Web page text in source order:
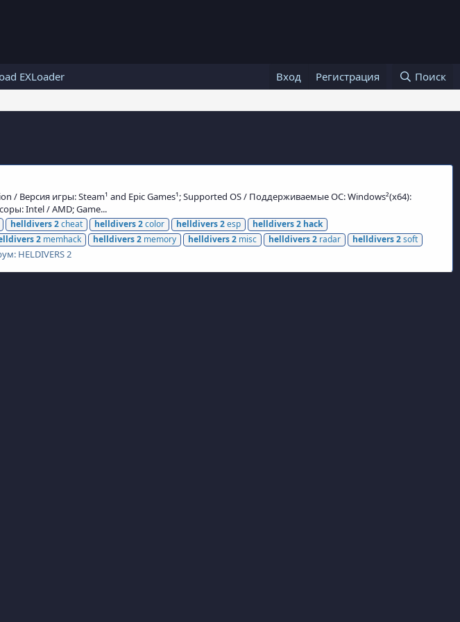
EXLoader Вход Регистрация Поиск
/ Версия игры: Steam¹ and Epic Games¹; Supported OS / Поддерживаемые ОС: Windows²(x64):
Intel / AMD; Game...
helldivers2cheat helldivers2color helldivers2esp helldivers2 hack
2 memhack helldivers2 memory helldivers2 misc helldivers2 radar helldivers2soft
HELDIVERS 2